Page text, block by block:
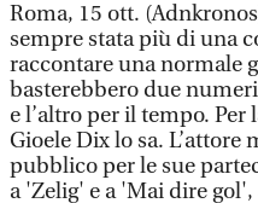
Roma, 15 ott.
sempre stata più di una
raccontare una normale
basterebbero due
e l’altro per il tempo. Per
Gioele Dix lo sa. L’attore
pubblico per le sue
a 'Zelig' e a 'Mai dire